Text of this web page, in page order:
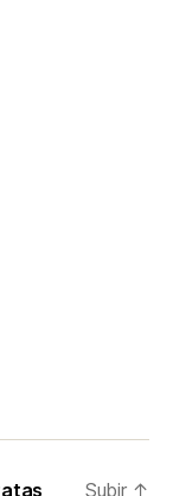
Subir ↑